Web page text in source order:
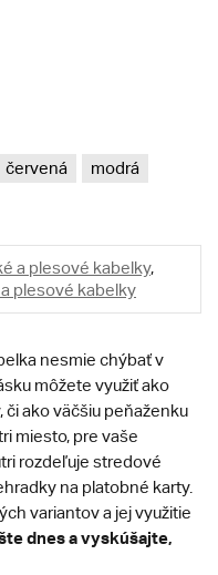
červená
modrá
a plesové kabelky,
plesové kabelky
nesmie chýbať v
môžete využiť ako
či ako väčšiu peňaženku
miesto, pre vaše
rozdeľuje stredové
na platobné karty.
variantov a jej využitie
dnes a vyskúšajte,